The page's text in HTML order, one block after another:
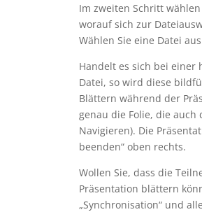
Im zweiten Schritt
worauf sich zur
Wählen Sie eine Datei
Handelt es sich bei einer
Datei, so wird diese
Blättern während der
genau die Folie, die auch
Navigieren). Die
beenden“ oben rechts.
Wollen Sie, dass die
Präsentation blättern
„Synchronisation“ und